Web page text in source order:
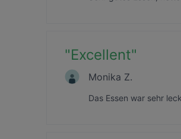
"Excellent"
Monika Z.
Das Essen war sehr